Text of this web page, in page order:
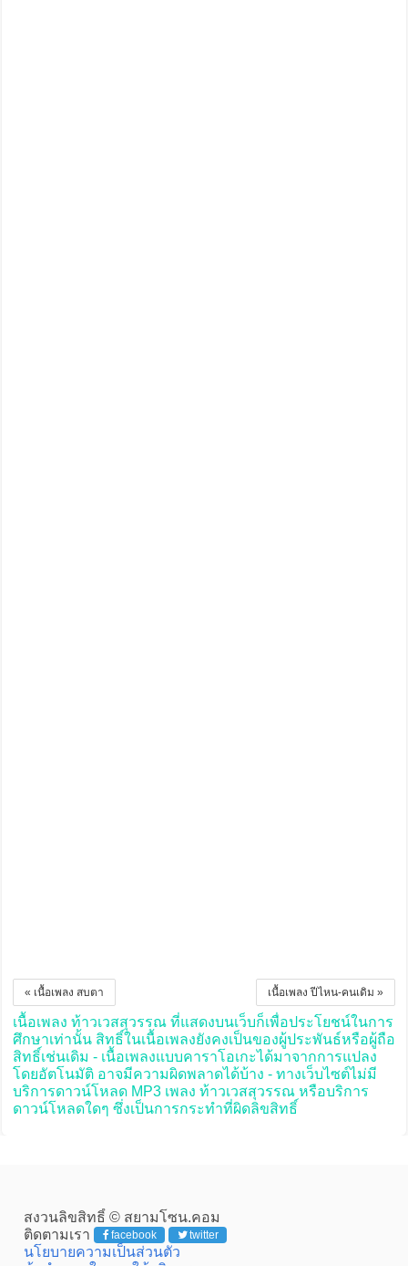
เนื้อเพลง ปีไหน-คนเดิม »
« เนื้อเพลง สบตา
เนื้อเพลง ท้าวเวสสุวรรณ ที่แสดงบนเว็บก็เพื่อประโยชน์ในการ
ศึกษาเท่านั้น สิทธิ์ในเนื้อเพลงยังคงเป็นของผู้ประพันธ์หรือผู้ถือ
สิทธิ์เช่นเดิม - เนื้อเพลงแบบคาราโอเกะได้มาจากการแปลง
โดยอัตโนมัติ อาจมีความผิดพลาดได้บ้าง - ทางเว็บไซต์ไม่มี
บริการดาวน์โหลด MP3 เพลง ท้าวเวสสุวรรณ หรือบริการ
ดาวน์โหลดใดๆ ซึ่งเป็นการกระทำที่ผิดลิขสิทธิ์
สงวนลิขสิทธิ์ © สยามโซน.คอม
ติดตามเรา
facebook twitter
นโยบายความเป็นส่วนตัว